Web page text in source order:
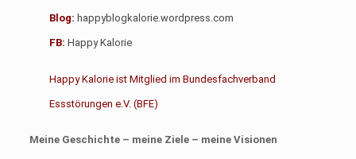
Blog: happyblogkalorie.wordpress.com
FB: Happy Kalorie
Happy Kalorie ist Mitglied im Bundesfachverband
Essstörungen e.V. (BFE)
Meine Geschichte – meine Ziele – meine Visionen